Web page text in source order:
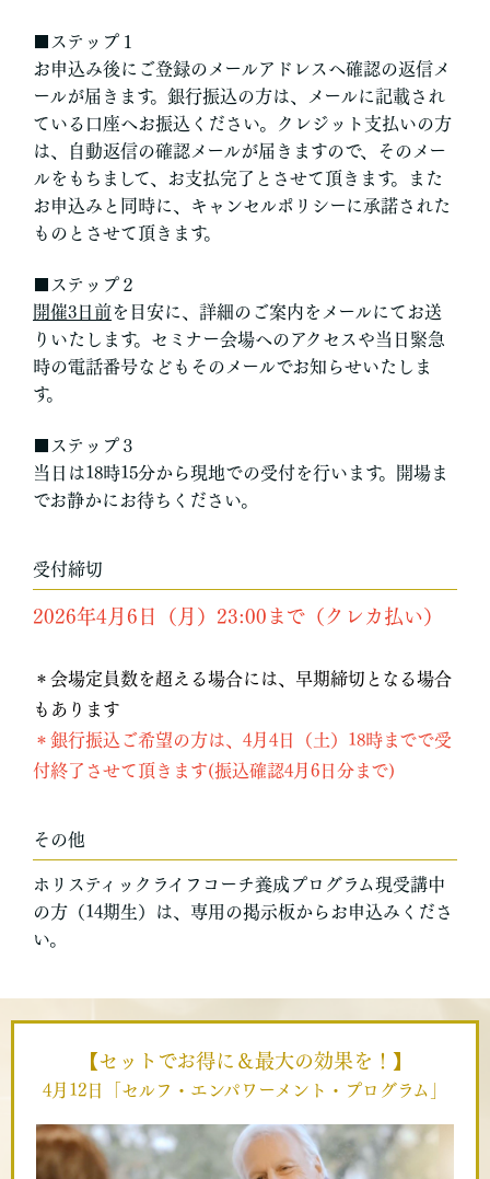
■ステップ１
お申込み後にご登録のメールアドレスへ確認の返信メ
ールが届きます。銀行振込の方は、メールに記載され
ている口座へお振込ください。クレジット支払いの方
は、自動返信の確認メールが届きますので、そのメー
ルをもちまして、お支払完了とさせて頂きます。また
お申込みと同時に、キャンセルポリシーに承諾された
ものとさせて頂きます。
■ステップ２
開催3日前を目安に、詳細のご案内をメールにてお送
りいたします。セミナー会場へのアクセスや当日緊急
時の電話番号などもそのメールでお知らせいたしま
す。
■ステップ３
当日は18時15分から現地での受付を行います。開場ま
でお静かにお待ちください。
受付締切
2026年4月6日（月）23:00まで（クレカ払い）
＊会場定員数を超える場合には、早期締切となる場合
もあります
＊銀行振込ご希望の方は、4月4日（土）18時までで受
付終了させて頂きます(振込確認4月6日分まで)
その他
ホリスティックライフコーチ養成プログラム現受講中
の方（14期生）は、専用の掲示板からお申込みくださ
い。
【セットでお得に＆最大の効果を！】
4月12日「セルフ・エンパワーメント・プログラム」